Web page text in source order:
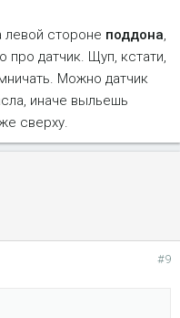
левой стороне поддона
про датчик. Щуп, кстати,
Можно датчик
иначе выльешь
сверху.
#9